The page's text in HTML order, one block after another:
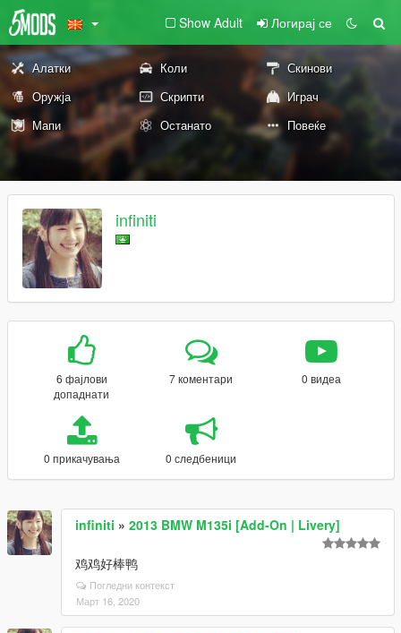
Show Adult Логирај се
Алатки Коли
Скинови
Оружја
Скрипти
Играч
Мапи
Останато Повеќе
infiniti
6 фајлови
допаднати
7 коментари 0 видеа
0 прикачувања 0 следбеници
infiniti » 2013 BMW M135i [Add-On | Livery]
鸡鸡好棒鸭
Погледни контекст
Март 16, 2020